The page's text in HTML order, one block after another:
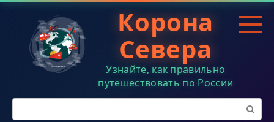
Перейти
контенту
Корона
Севера
Узнайте, как правильно
путешествовать по России
Поиск: